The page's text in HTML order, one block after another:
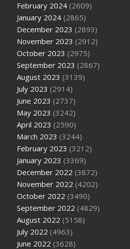
February 2024 (2609)
January 2024 (2865)
December 2023 (2893)
November 2023 (2912)
October 2023 (2975)
September 2023 (2867)
August 2023 (3139)
July 2023 (2914)
June 2023 (2737)
May 2023 (3242)
April 2023 (2590)
March 2023 (3244)
February 2023 (3212)
January 2023 (3369)
December 2022 (3872)
November 2022 (4202)
October 2022 (3490)
September 2022 (4829)
August 2022 (5158)
July 2022 (4963)
June 2022 (3628)